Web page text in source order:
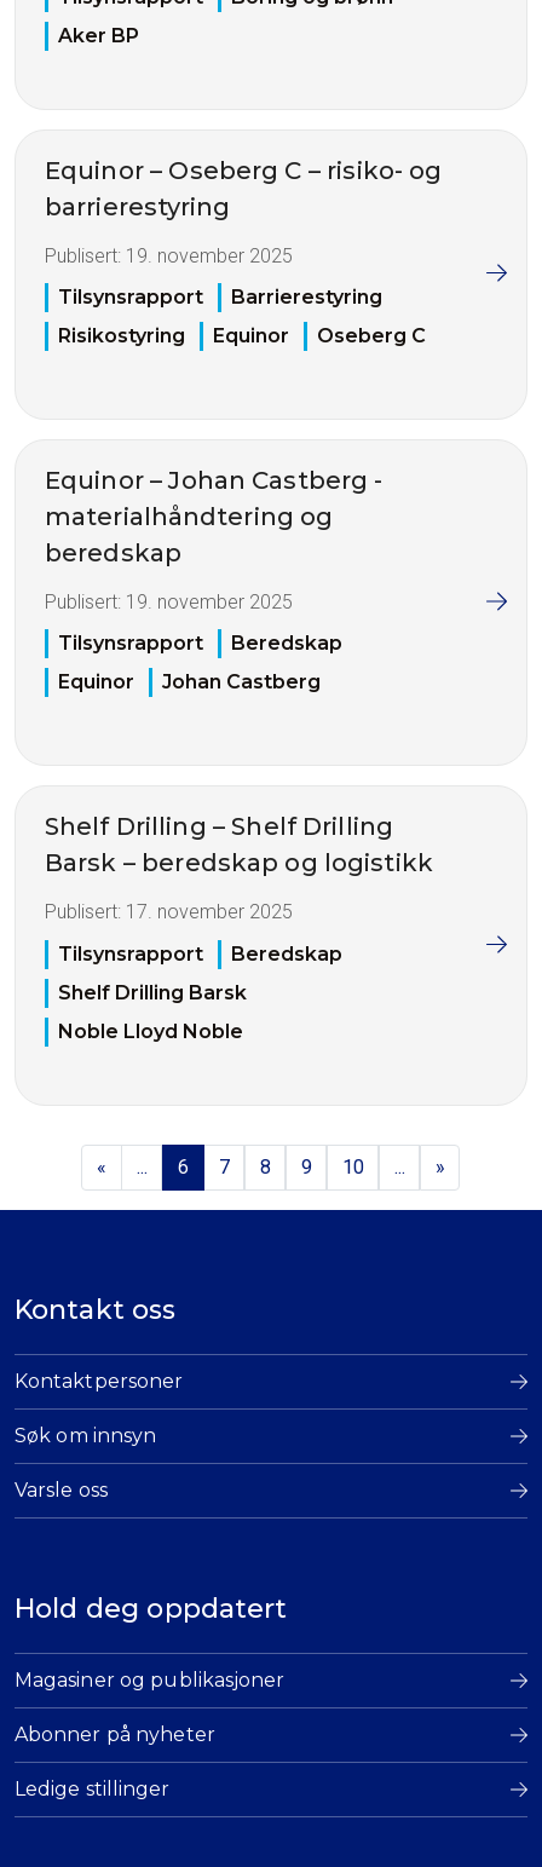
Aker BP
Equinor – Oseberg C – risiko- og
barrierestyring
Publisert: 19. november 2025
Tilsynsrapport
Barrierestyring
Risikostyring
Equinor Oseberg C
Equinor – Johan Castberg -
materialhåndtering og
beredskap
Publisert: 19. november 2025
Tilsynsrapport
Beredskap
Equinor
Johan Castberg
Shelf Drilling – Shelf Drilling
Barsk – beredskap og logistikk
Publisert: 17. november 2025
Tilsynsrapport
Beredskap
Shelf Drilling Barsk
Noble Lloyd Noble
« ... 6 7 8 9 10 ... »
Kontakt oss
Kontaktpersoner
Søk om innsyn
Varsle oss
Hold deg oppdatert
Magasiner og publikasjoner
Abonner på nyheter
Ledige stillinger